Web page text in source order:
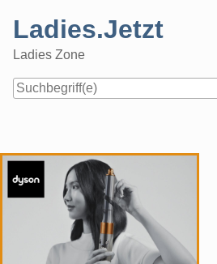
content
Ladies.Jetzt
Ladies Zone